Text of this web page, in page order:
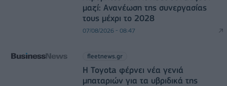
μαζί: Ανανέωση της συνεργασίας
τους μέχρι το 2028
07/08/2026 - 08:47
fleetnews.gr
Η Toyota φέρνει νέα γενιά
μπαταριών για τα υβριδικά της